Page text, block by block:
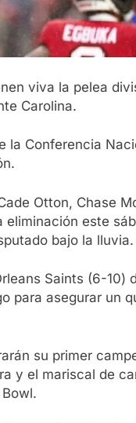
viva la pelea
Carolina.
la Conferencia
Otton, Chase
este
bajo la lluvia.
Saints (6-10)
para asegurar un
su primer
y el mariscal de